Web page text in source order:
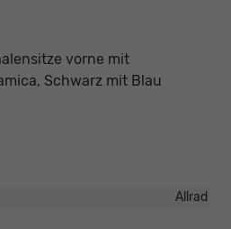
vorne mit
Schwarz mit Blau
Allrad